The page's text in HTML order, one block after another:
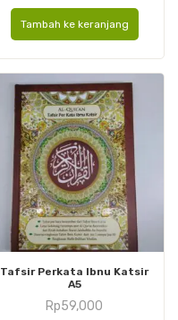
Cover
A6
Tambah ke keranjang
Tafsir Perkata Ibnu Katsir
A5
Rp59,000